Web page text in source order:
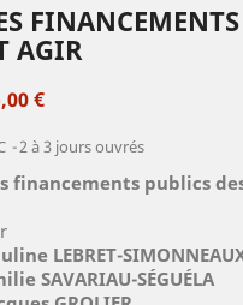
AGIR
€
2 à 3 jours ouvrés
financements publics
LEBRET-
SAVARIAU-SÉGUÉLA